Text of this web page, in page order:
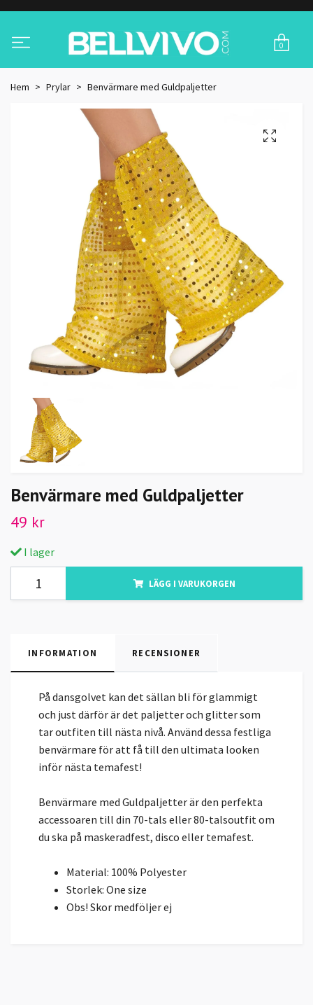
0
Hem Prylar Benvärmare med Guldpaljetter
Benvärmare med Guldpaljetter
49 kr
I lager
LÄGG I VARUKORGEN
INFORMATION RECENSIONER
På dansgolvet kan det sällan bli för glammigt
och just därför är det paljetter och glitter som
tar outfiten till nästa nivå. Använd dessa festliga
benvärmare för att få till den ultimata looken
inför nästa temafest!
Benvärmare med Guldpaljetter är den perfekta
accessoaren till din 70-tals eller 80-talsoutfit om
du ska på maskeradfest, disco eller temafest.
Material: 100% Polyester
Storlek: One size
Obs! Skor medföljer ej